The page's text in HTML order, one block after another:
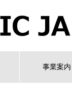
事業案内